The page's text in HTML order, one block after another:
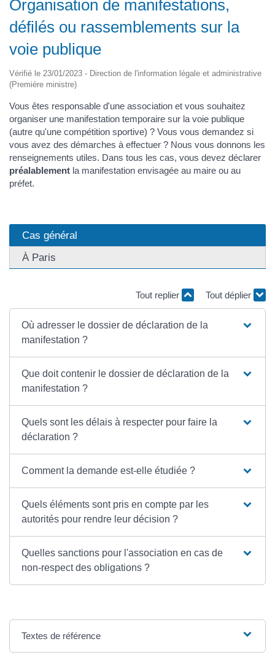
Organisation de manifestations,
défilés ou rassemblements sur la
voie publique
Vérifié le 23/01/2023 - Direction de l'information légale et administrative
(Première ministre)
Vous êtes responsable d'une association et vous souhaitez
organiser une manifestation temporaire sur la voie publique
(autre qu'une compétition sportive) ? Vous vous demandez si
vous avez des démarches à effectuer ? Nous vous donnons les
renseignements utiles. Dans tous les cas, vous devez déclarer
préalablement la manifestation envisagée au maire ou au
préfet.
Cas général
À Paris
Tout replier Tout déplier
Où adresser le dossier de déclaration de la
manifestation ?
Que doit contenir le dossier de déclaration de la
manifestation ?
Quels sont les délais à respecter pour faire la
déclaration ?
Comment la demande est-elle étudiée ?
Quels éléments sont pris en compte par les
autorités pour rendre leur décision ?
Quelles sanctions pour l'association en cas de
non-respect des obligations ?
Textes de référence